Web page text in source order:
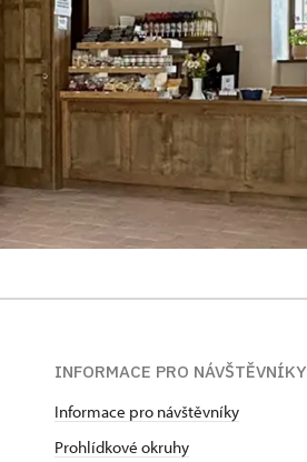
INFORMACE PRO NÁVŠTĚVNÍKY
Informace pro návštěvníky
Prohlídkové okruhy